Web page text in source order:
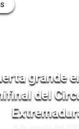
grande
del